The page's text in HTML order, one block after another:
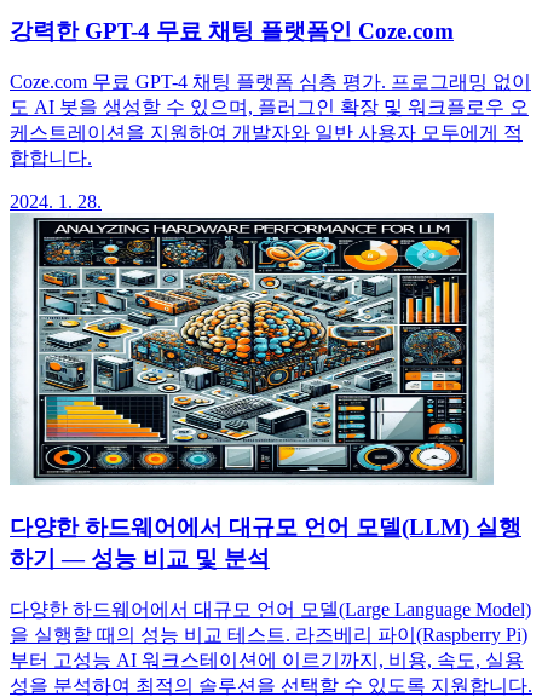
강력한 GPT-4 무료 채팅 플랫폼인 Coze.com
Coze.com 무료 GPT-4 채팅 플랫폼 심층 평가. 프로그래밍 없이
도 AI 봇을 생성할 수 있으며, 플러그인 확장 및 워크플로우 오
케스트레이션을 지원하여 개발자와 일반 사용자 모두에게 적
합합니다.
2024. 1. 28.
다양한 하드웨어에서 대규모 언어 모델(LLM) 실행
하기 — 성능 비교 및 분석
다양한 하드웨어에서 대규모 언어 모델(Large Language Model)
을 실행할 때의 성능 비교 테스트. 라즈베리 파이(Raspberry Pi)
부터 고성능 AI 워크스테이션에 이르기까지, 비용, 속도, 실용
성을 분석하여 최적의 솔루션을 선택할 수 있도록 지원합니다.